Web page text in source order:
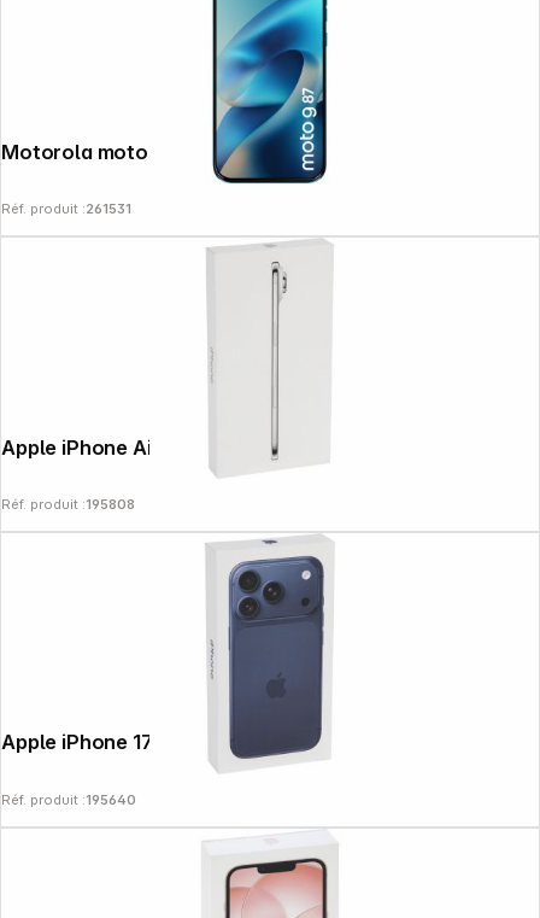
Motorola moto g87 PANTONE Blue Atoll
Réf. produit :261531
Apple iPhone Air (512GB) blanc nuage
Réf. produit :195808
Apple iPhone 17 Pro (512GB) bleu foncé
Réf. produit :195640
Follow us on